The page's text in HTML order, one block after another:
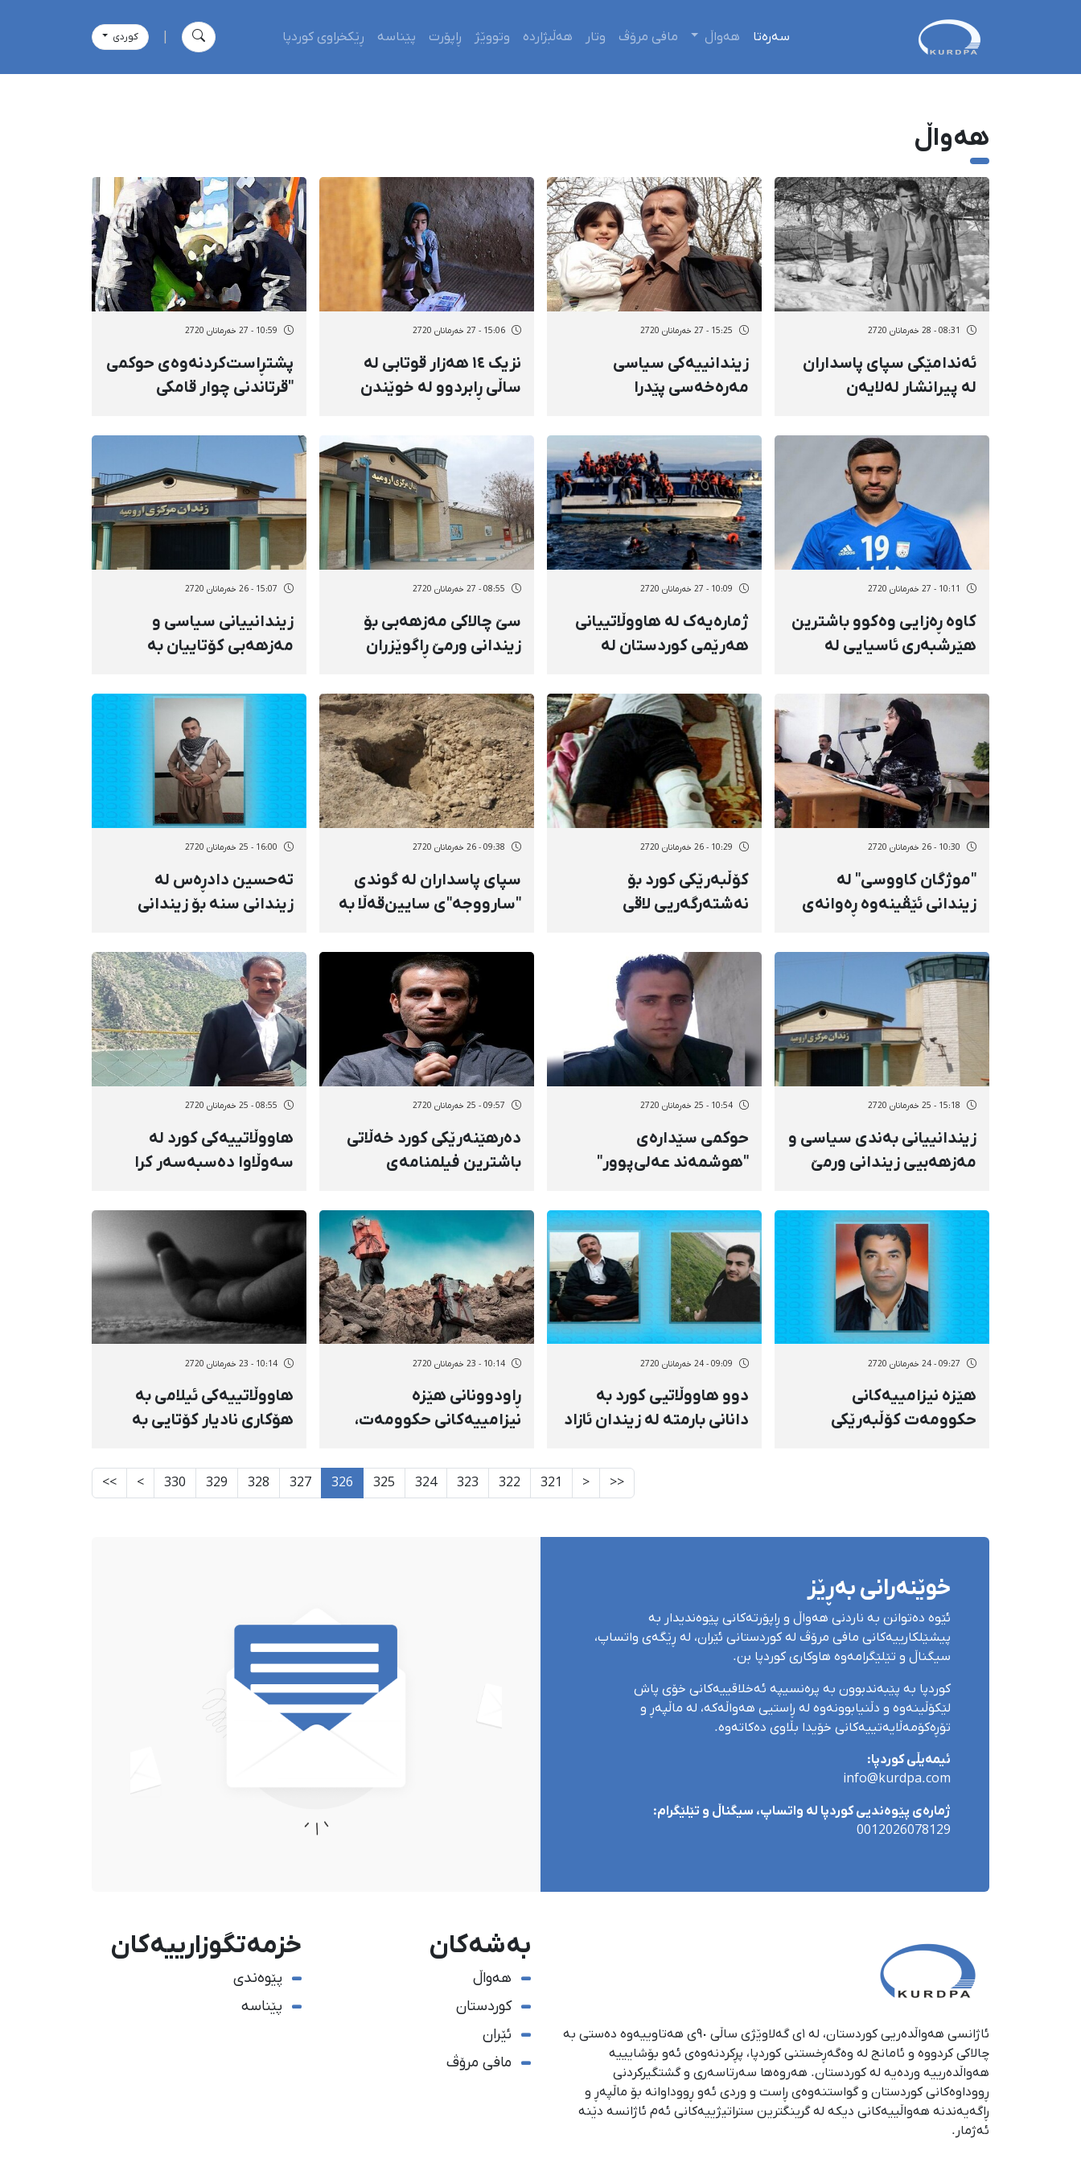
سەرەتا هەواڵ مافی مرۆڤ وتار هەڵبژاردە وتووێژ ڕاپۆرت پێناسە ڕێکخراوی کوردپا كوردی
هەواڵ
08:31 - 28 خەرمانان 2720
ئەندامێکی سپای پاسداران
لە پیرانشار لەلایەن
کوژرا
15:25 - 27 خەرمانان 2720
زیندانییەکی سیاسی
مەرەخەسی پێدرا
15:06 - 27 خەرمانان 2720
نزیک ١٤ هەزار قوتابی لە
ساڵی ڕابردوو لە خوێندن
10:59 - 27 خەرمانان 2720
پشتڕاست‌کردنەوەی حوکمی
"قرتاندنی چوار قامکی
زیندانی ورمێ
10:11 - 27 خەرمانان 2720
کاوە ڕەزایی وەکوو باشترین
هێرشبەری ئاسیایی لە
دیاری کرا
10:09 - 27 خەرمانان 2720
ژمارەیەک لە هاووڵاتییانی
هەرێمی کوردستان لە
08:55 - 27 خەرمانان 2720
سێ چالاکی مەزهەبی بۆ
زیندانی ورمێ ڕاگوێزران
15:07 - 26 خەرمانان 2720
زیندانییانی سیاسی و
مەزهەبی کۆتاییان بە
10:30 - 26 خەرمانان 2720
"موژگان کاووسی" لە
زیندانی ئێڤینەوە ڕەوانەی
10:29 - 26 خەرمانان 2720
کۆڵبەرێکی کورد بۆ
نەشتەرگەریی لاقی
09:38 - 26 خەرمانان 2720
سپای پاسداران لە گوندی
"سارووجە"ی سایین‌قەڵا بە
سەر جووتیاران
16:00 - 25 خەرمانان 2720
تەحسین دادڕەس لە
زیندانی سنە بۆ زیندانی
15:18 - 25 خەرمانان 2720
زیندانییانی بەندی سیاسی و
مەزهەبیی زیندانی ورمێ
10:54 - 25 خەرمانان 2720
حوکمی سێدارەی
"هوشمەند عەلی‌پوور"
09:57 - 25 خەرمانان 2720
دەرهێنەرێکی کورد خەڵاتی
باشترین فیلمنامەی
08:55 - 25 خەرمانان 2720
هاووڵاتییەکی کورد لە
سەوڵاوا دەسبەسەر کرا
09:27 - 24 خەرمانان 2720
هێزە نیزامییەکانی
حکوومەت کۆڵبەرێکی
09:09 - 24 خەرمانان 2720
دوو هاووڵاتیی کورد بە
دانانی بارمتە لە زیندان ئازاد
10:14 - 23 خەرمانان 2720
ڕاودوونانی هێزە
نیزامییەکانی حکوومەت،
لێکەوتەوە
10:14 - 23 خەرمانان 2720
هاووڵاتییەکی ئیلامی بە
هۆکاری نادیار کۆتایی بە
<<
<
321
322
323
324
325
326
327
328
329
330
>
>>
خوێنەرانی بەڕێز
ئێوە دەتوانن بە ناردنی هەواڵ و ڕاپۆرتەکانی پێوەندیدار بە
پیشێلکارییەکانی مافی مرۆڤ لە کوردستانی ئێران، لە ڕێگەی واتساپ،
سیگناڵ و تێلێگرامەوە هاوکاری کوردپا بن.
کوردپا بە پێبەندبوون بە پرەنسیپە ئەخلاقییەکانی خۆی پاش
لێکۆڵینەوە و دڵنیابوونەوە لە ڕاستیی هەواڵەکە، لە ماڵپەڕ و
تۆڕەکۆمەڵایەتییەکانی خۆیدا بڵاوی دەکاتەوە.
ئیمەیڵی کوردپا:
info@kurdpa.com
ژمارەی پێوەندیی کوردپا لە واتساپ، سیگناڵ و تێلێگرام:
0012026078129
ئاژانسی هەواڵدەریی کوردستان، لە ١ی گەلاوێژی ساڵی ٩٠ی هەتاوییەوە دەستی بە
چالاکی کردووە و ئامانج لە وەگەڕخستنی كوردپا، پڕكردنەوەی ئەو بۆشایییە
هەواڵدەرییە وردەیە لە كوردستان. هەروەها سەرتاسەری و گشتگیركردنی
ڕووداوەكانی كوردستان و گواستنەوەی ڕاست و وردی ئەو ڕووداوانە بۆ ماڵپەڕ و
ڕاگەیەندنە هەواڵییەكانی دیكە لە گرینگترین ستراتیژییەكانی ئەم ئاژانسە دێنە
ئەژمار.
بەشەکان
هەواڵ
کوردستان
ئێران
مافی مرۆڤ
خزمەتگوزارییەکان
پێوەندی
پێناسە